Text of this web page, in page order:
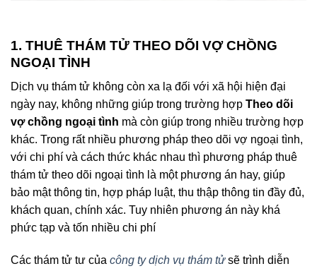
1. THUÊ THÁM TỬ THEO DÕI VỢ CHỒNG
NGOẠI TÌNH
Dịch vụ thám tử không còn xa lạ đối với xã hội hiện đại
ngày nay, không những giúp trong trường hợp Theo dõi
vợ chồng ngoại tình mà còn giúp trong nhiều trường hợp
khác. Trong rất nhiều phương pháp theo dõi vợ ngoại tình,
với chi phí và cách thức khác nhau thì phương pháp thuê
thám tử theo dõi ngoại tình là một phương án hay, giúp
bảo mật thông tin, hợp pháp luật, thu thập thông tin đầy đủ,
khách quan, chính xác. Tuy nhiên phương án này khá
phức tạp và tốn nhiều chi phí
Các thám tử tư của công ty dịch vụ thám tửsẽ trình diễn